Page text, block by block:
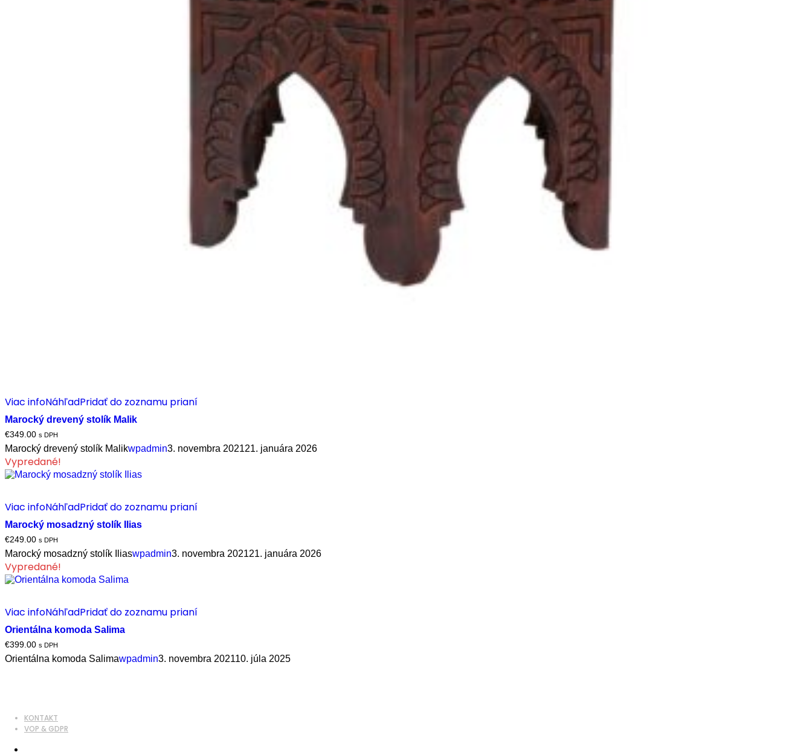
Viac infoNáhľadPridať do zoznamu prianí
Marocký drevený stolík Malik
€349.00 s DPH
Marocký drevený stolík Malikwpadmin3. novembra 202121. januára 2026
Vypredané!
Viac infoNáhľadPridať do zoznamu prianí
Marocký mosadzný stolík Ilias
€249.00 s DPH
Marocký mosadzný stolík Iliaswpadmin3. novembra 202121. januára 2026
Vypredané!
Viac infoNáhľadPridať do zoznamu prianí
Orientálna komoda Salima
€399.00 s DPH
Orientálna komoda Salimawpadmin3. novembra 202110. júla 2025
KONTAKT
VOP & GDPR